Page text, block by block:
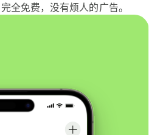
全免费，没有烦人的广告。